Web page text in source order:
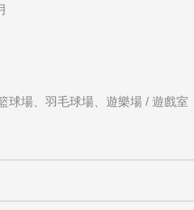
球場、羽毛球場、遊樂場 / 遊戲室